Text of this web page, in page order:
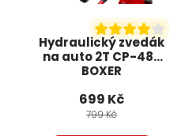
Hydraulický zvedák
na auto 2T CP-480
BOXER
699 Kč
799 Kč